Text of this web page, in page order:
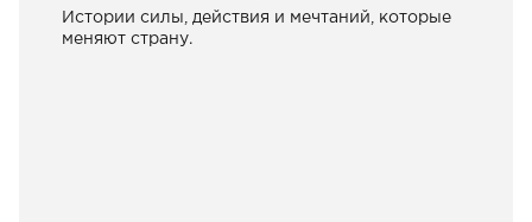
Истории силы, действия и мечтаний, которые
меняют страну.